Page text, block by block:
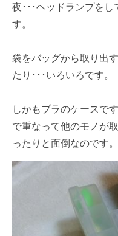
夜･･･ヘッドランプを
す。
袋をバッグから取り出
たり･･･いろいろです。
しかもプラのケースで
で重なって他のモノが
ったりと面倒なのです。